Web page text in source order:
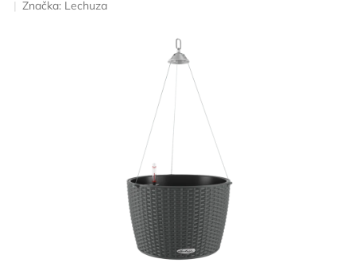
hodnocení
Značka: Lechuza